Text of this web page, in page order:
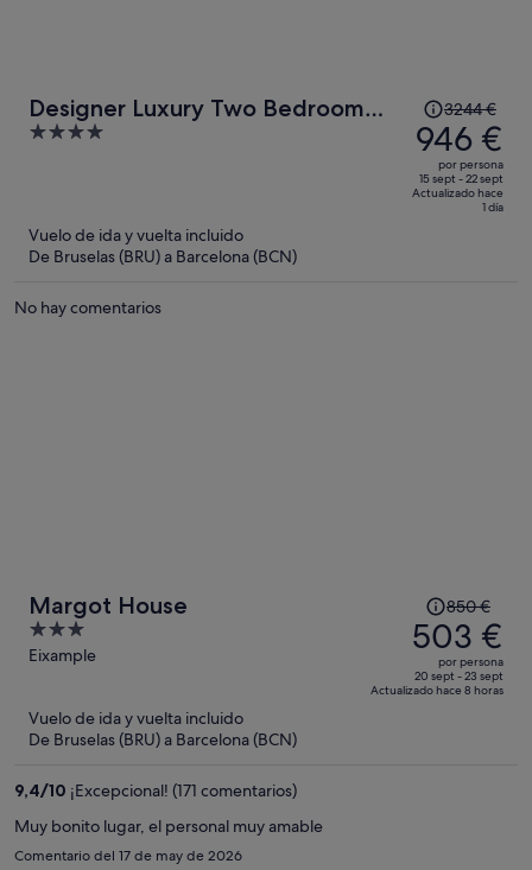
Designer Luxury Two Bedroom
Apartment
4
El
precio
era
de
3244 €,
3244 €
946 €
por persona
15 sept - 22 sept
Actualizado hace
1 día
Vuelo de ida y vuelta incluido
De Bruselas (BRU) a Barcelona (BCN)
No hay comentarios
Margot House
3
out
Eixample
precio
era
de
850 €,
850 €
503 €
por persona
20 sept - 23 sept
Actualizado hace 8 horas
Vuelo de ida y vuelta incluido
De Bruselas (BRU) a Barcelona (BCN)
9,4/10 ¡Excepcional! (171 comentarios)
Muy bonito lugar, el personal muy amable
Comentario del 17 de may de 2026